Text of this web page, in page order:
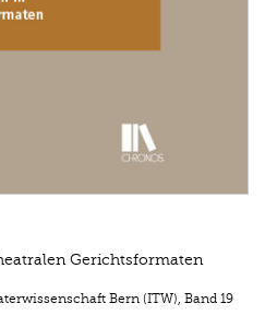
Gerichtsformaten
Bern (ITW), Band 19